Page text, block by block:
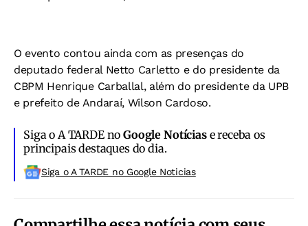
O evento contou ainda com as presenças do
deputado federal Netto Carletto e do presidente da
CBPM Henrique Carballal, além do presidente da UPB
e prefeito de Andaraí, Wilson Cardoso.
Siga o A TARDE noGoogle Notíciase receba os
principais destaques do dia.
Siga o A TARDE no Google Noticias